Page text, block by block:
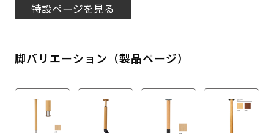
特設ページを見る
脚バリエーション（製品ページ）